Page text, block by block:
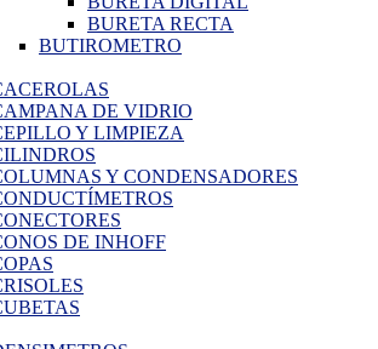
BURETA RECTA
BUTIROMETRO
DE VIDRIO
Y LIMPIEZA
Y CONDENSADORES
DE INHOFF